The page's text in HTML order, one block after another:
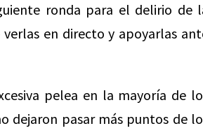
ronda para el delirio de
en directo y apoyarlas
pelea en la mayoría de
dejaron pasar más puntos de